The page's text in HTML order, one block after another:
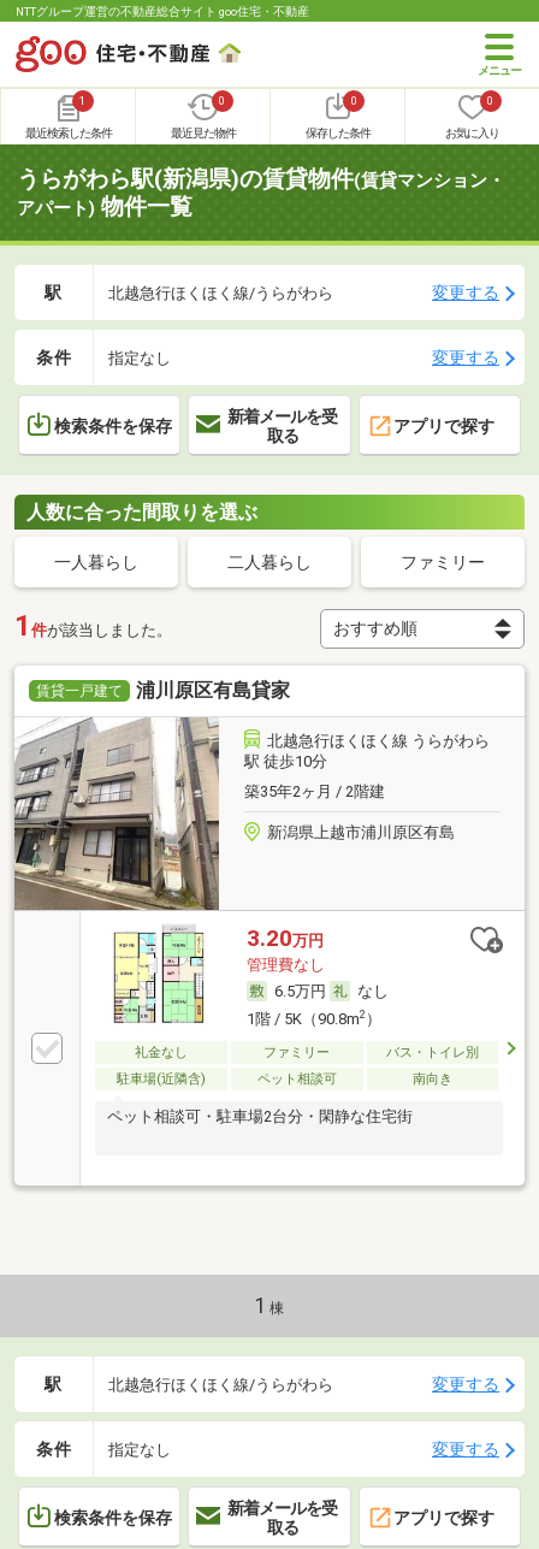
NTTグループ運営の不動産総合サイト goo住宅・不動産
1
最近検索した条件
0
最近見た物件
0
保存した条件
0
お気に入り
うらがわら駅(新潟県)の賃貸物件(賃貸マンション・
アパート) 物件一覧
駅 北越急行ほくほく線/うらがわら 変更する
条件 指定なし 変更する
検索条件を保存
新着メールを受
取る
アプリで探す
人数に合った間取りを選ぶ
一人暮らし 二人暮らし ファミリー
1 件が該当しました。
賃貸一戸建て 浦川原区有島貸家
北越急行ほくほく線 うらがわら
駅 徒歩10分
築35年2ヶ月 / 2階建
新潟県上越市浦川原区有島
3.20万円
管理費なし
6.5万円
なし
1階 / 5K（90.8m2）
礼金なし ファミリー
バス・トイレ別
駐車場(近隣含)
ペット相談可 南向き
ペット相談可・駐車場2台分・閑静な住宅街
1 棟
駅 北越急行ほくほく線/うらがわら 変更する
条件 指定なし 変更する
検索条件を保存
新着メールを受
取る
アプリで探す